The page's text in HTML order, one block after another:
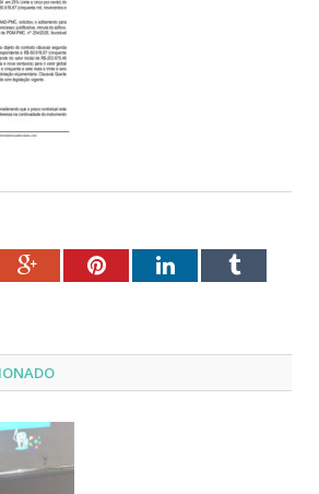
Google+PinterestLinkedInTumblr